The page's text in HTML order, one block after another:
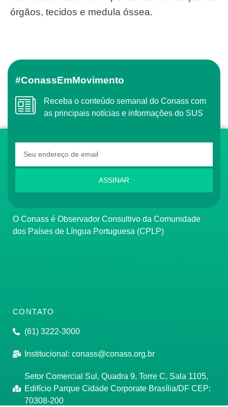
órgãos, tecidos e medula óssea.
#ConassEmMovimento
Receba o conteúdo semanal do Conass com
as principais notícias e informações do SUS
ASSINAR
O Conass é Observador Consultivo da Comunidade
dos Países de Língua Portuguesa (CPLP)
CONTATO
(61) 3222-3000
Institucional: conass@conass.org.br
Setor Comercial Sul, Quadra 9, Torre C, Sala 1105,
Edifício Parque Cidade Corporate Brasília/DF CEP:
70308-200